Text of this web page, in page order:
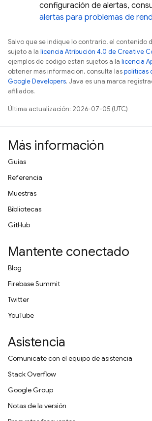
configuración de alertas,
alertas para problemas de
Salvo que se indique lo contrario, el contenido
sujeto a la licencia Atribución 4.0 de Creative
ejemplos de código están sujetos a la licencia
obtener más información, consulta laspolíticas
Google Developers. Java es una marca
afiliados.
Última actualización: 2026-07-05 (UTC)
Más información
Guías
Referencia
Muestras
Bibliotecas
GitHub
Mantente conectado
Blog
Firebase Summit
Twitter
YouTube
Asistencia
Comunícate con el equipo de asistencia
Stack Overflow
Google Group
Notas de la versión